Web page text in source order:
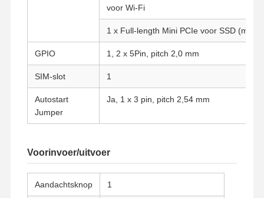
voor Wi-Fi
1 x Full-length Mini PCIe voor SSD
GPIO 1, 2 x 5Pin, pitch 2,0 mm
SIM-slot 1
Autostart
Jumper
Ja, 1 x 3 pin, pitch 2,54 mm
Voorinvoer/uitvoer
Aandachtsknop 1